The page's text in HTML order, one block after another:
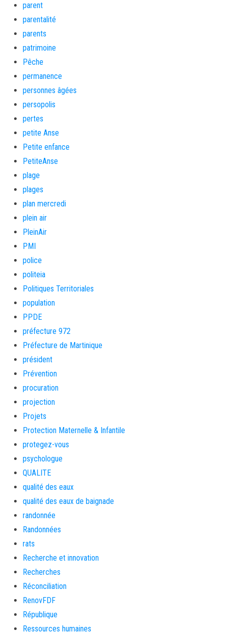
parent
parentalité
parents
patrimoine
Pêche
permanence
personnes âgées
persopolis
pertes
petite Anse
Petite enfance
PetiteAnse
plage
plages
plan mercredi
plein air
PleinAir
PMI
police
politeia
Politiques Territoriales
population
PPDE
préfecture 972
Préfecture de Martinique
président
Prévention
procuration
projection
Projets
Protection Maternelle & Infantile
protegez-vous
psychologue
QUALITE
qualité des eaux
qualité des eaux de baignade
randonnée
Randonnées
rats
Recherche et innovation
Recherches
Réconciliation
RenovFDF
République
Ressources humaines